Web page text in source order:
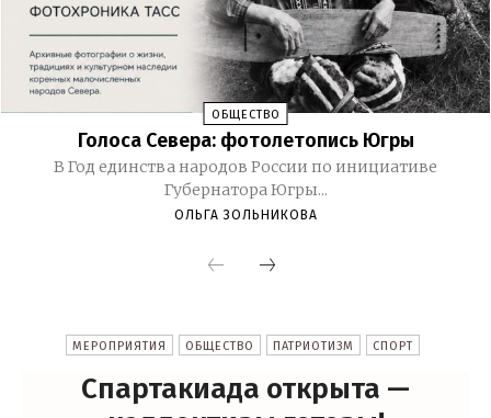
ОБЩЕСТВО
Голоса Севера: фотолетопись Югры
В Год единства народов России по инициативе
Губернатора Югры...
ОЛЬГА ЗОЛЬНИКОВА